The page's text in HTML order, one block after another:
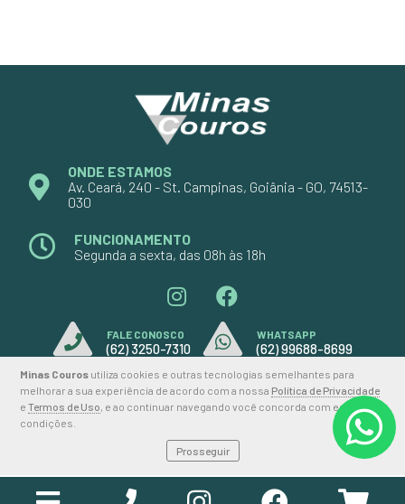
Minas Couros utiliza cookies e outras tecnologias semelhantes para
melhorar a sua experiência de acordo com a nossa Política de Privacidade
e Termos de Uso, e ao continuar navegando você concorda com estas
condições.
Prosseguir
ONDE ESTAMOS
Av. Ceará, 240 - St. Campinas, Goiânia - GO, 74513-
030
FUNCIONAMENTO
Segunda a sexta, das 08h às 18h
FALE CONOSCO
(62) 3250-7310
WHATSAPP
(62) 99688-8699
2026 © MINAS COUROS